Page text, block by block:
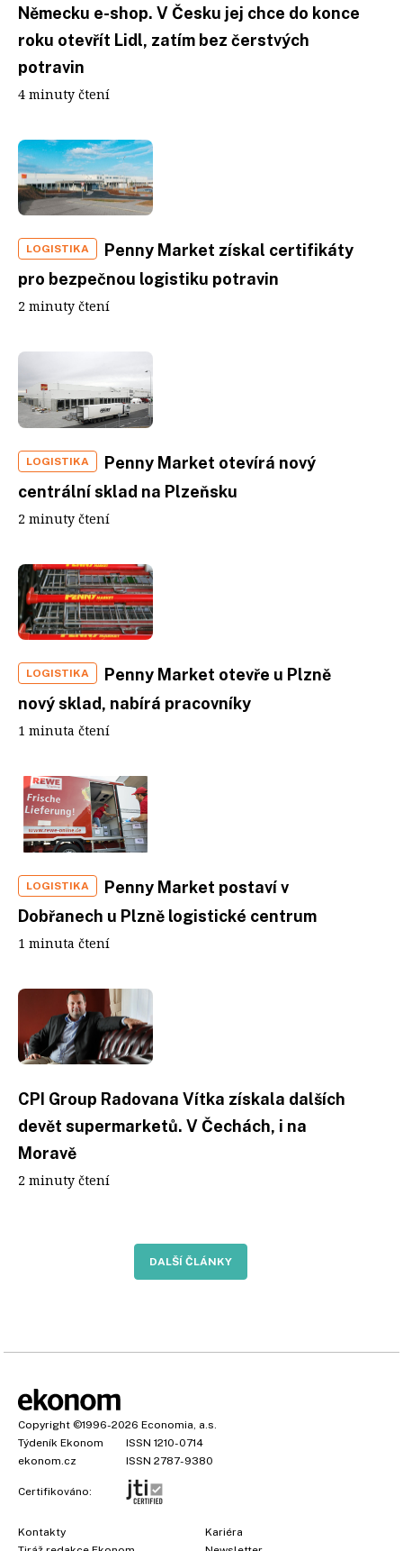
Německu e-shop. V Česku jej chce do konce
roku otevřít Lidl, zatím bez čerstvých
potravin
4 minuty čtení
LOGISTIKA
Penny Market získal certifikáty
pro bezpečnou logistiku potravin
2 minuty čtení
LOGISTIKA
Penny Market otevírá nový
centrální sklad na Plzeňsku
2 minuty čtení
LOGISTIKA
Penny Market otevře u Plzně
nový sklad, nabírá pracovníky
1 minuta čtení
LOGISTIKA
Penny Market postaví v
Dobřanech u Plzně logistické centrum
1 minuta čtení
CPI Group Radovana Vítka získala dalších
devět supermarketů. V Čechách, i na
Moravě
2 minuty čtení
DALŠÍ ČLÁNKY
Copyright ©1996-2026 Economia, a.s.
Týdeník Ekonom
ISSN 1210-0714
ekonom.cz
ISSN 2787-9380
Certifikováno:
Kontakty
Kariéra